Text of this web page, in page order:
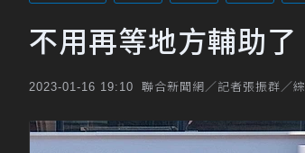
不用再等地方輔助
2023-01-16 19:10 聯合新聞網／記者張振群／